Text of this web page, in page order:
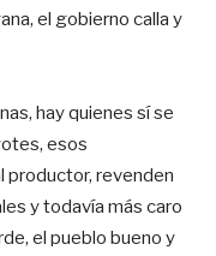
el gobierno calla y
hay quienes sí se
esos
productor, revenden
y todavía más caro
el pueblo bueno y